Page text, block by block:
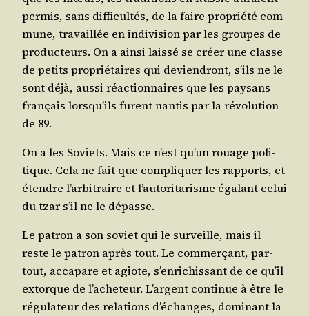
per­mis, sans dif­fi­cul­tés, de la faire pro­prié­té com­
mune, tra­vaillée en indi­vi­sion par les groupes de
pro­duc­teurs. On a ain­si lais­sé se créer une classe
de petits pro­prié­taires qui devien­dront, s’ils ne le
sont déjà, aus­si réac­tion­naires que les pay­sans
fran­çais lorsqu’ils furent nan­tis par la révo­lu­tion
de 89.
On a les Soviets. Mais ce n’est qu’un rouage poli­
tique. Cela ne fait que com­pli­quer les rap­ports, et
étendre l’arbitraire et l’autoritarisme éga­lant celui
du tzar s’il ne le dépasse.
Le patron a son soviet qui le sur­veille, mais il
reste le patron après tout. Le com­mer­çant, par­
tout, acca­pare et agiote, s’enrichissant de ce qu’il
extorque de l’acheteur. L’argent conti­nue à être le
régu­la­teur des rela­tions d’échanges, domi­nant la